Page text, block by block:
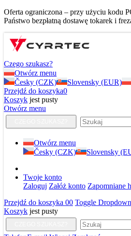
Oferta ograniczona – przy użyciu kodu
Państwo bezpłatną dostawę tokarek i
Czego szukasz?
Otwórz menu
Česky (CZK)
Slovensky (EUR)
Przejdź do koszyka0
Koszyk jest pusty
Otwórz menu
Otwórz menu
Česky (CZK)
Slovensky
Twoje konto
Zaloguj Załóż konto Zapomniane
Przejdź do koszyka 00 Toggle Dropdown
Koszyk jest pusty